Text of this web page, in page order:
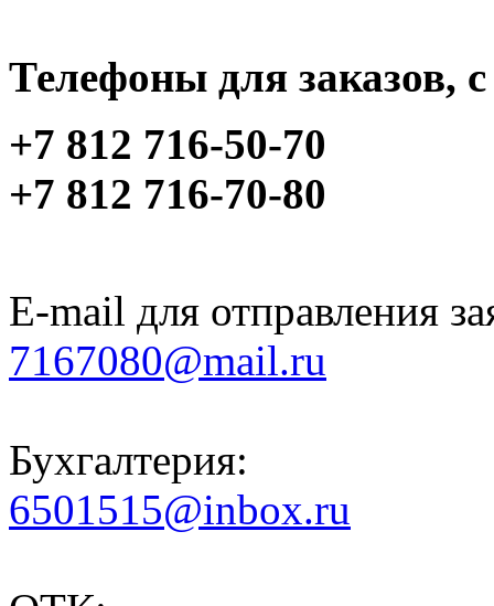
Телефоны для заказов,
+7 812 716-50-70
+7 812 716-70-80
E-mail для отправления
7167080@mail.ru
Бухгалтерия:
6501515@inbox.ru